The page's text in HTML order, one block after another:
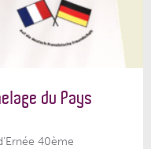
du Pays
40ème